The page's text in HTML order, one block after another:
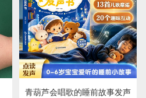
青葫芦会唱歌的睡前故事发声